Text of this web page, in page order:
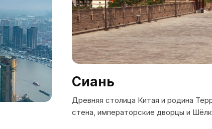
Сиань
Древняя столица Китая и родина
стена, императорские дворцы и